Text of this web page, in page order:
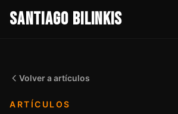
SANTIAGO BILINKIS
Volver a artículos
ARTÍCULOS